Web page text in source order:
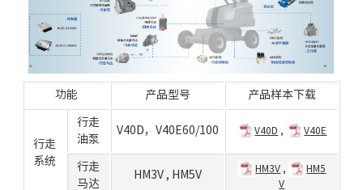
功能 产品型号 产品样本下载
行走
系统
行走
油泵
V40D ， V40E60/100 V40D V40E
行走
马达
HM3V, HM5V
HM3V
HM5
V